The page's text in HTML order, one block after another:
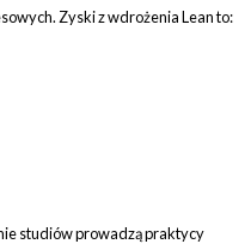
Zyski z wdrożenia Lean to:
studiów prowadzą praktycy